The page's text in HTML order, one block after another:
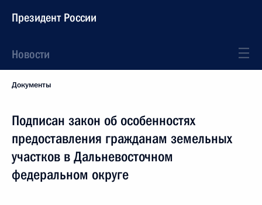
Президент России
Новости
Документы
Подписан закон об особенностях
предоставления гражданам земельных
участков в Дальневосточном
федеральном округе